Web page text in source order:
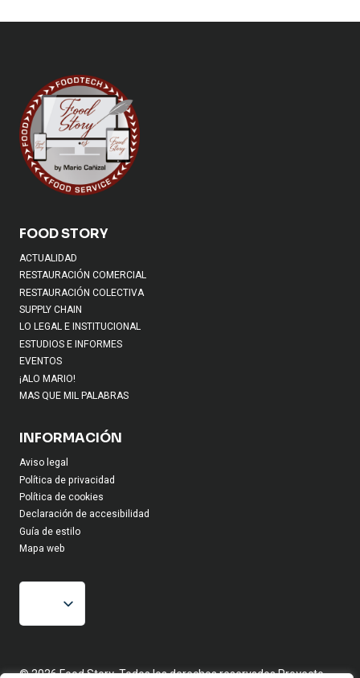
FOOD STORY
ACTUALIDAD
RESTAURACIÓN COMERCIAL
RESTAURACIÓN COLECTIVA
SUPPLY CHAIN
LO LEGAL E INSTITUCIONAL
ESTUDIOS E INFORMES
EVENTOS
¡ALO MARIO!
MAS QUE MIL PALABRAS
INFORMACIÓN
Aviso legal
Política de privacidad
Política de cookies
Declaración de accesibilidad
Guía de estilo
Mapa web